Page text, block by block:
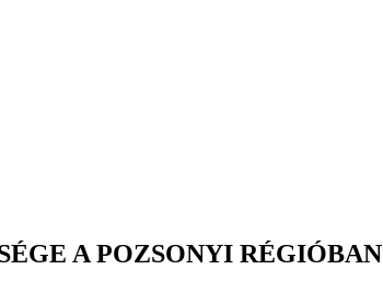
A POZSONYI RÉGIÓBAN